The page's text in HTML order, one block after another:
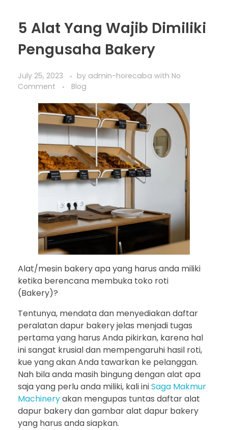
5 Alat Yang Wajib Dimiliki
Pengusaha Bakery
July 25, 2023 by admin-horecaba with No
Comment
Blog
Alat/mesin bakery apa yang harus anda miliki
ketika berencana membuka toko roti
(Bakery)?
Tentunya, mendata dan menyediakan daftar
peralatan dapur bakery jelas menjadi tugas
pertama yang harus Anda pikirkan, karena hal
ini sangat krusial dan mempengaruhi hasil roti,
kue yang akan Anda tawarkan ke pelanggan.
Nah bila anda masih bingung dengan alat apa
saja yang perlu anda miliki, kali iniSaga Makmur
Machineryakan mengupas tuntas daftar alat
dapur bakery dan gambar alat dapur bakery
yang harus anda siapkan.